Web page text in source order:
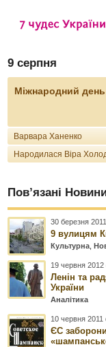
9 серпня
Міжнародний день
Варвара Ханенко
Народилася Віра
Пов’язані
30 березня
9 вулицям
Культурна ,
19 червня 2012
Ленін та
України
Аналітика
10 червня 2011
ЄС